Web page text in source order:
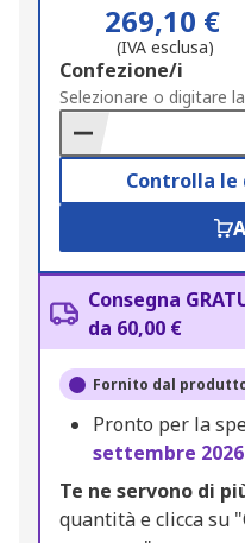
269,10 €
(IVA esclusa)
Add
to
Basket
Confezione/i
Selezionare o digitare
Controlla le
Consegna
da 60,00 €
Fornito dal
Pronto per la
settembre 2026
Te ne servono di
quantità e clicca su